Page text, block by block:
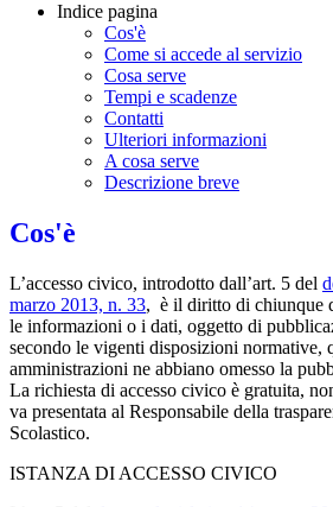
Indice pagina
Cos'è
Come si accede al servizio
Cosa serve
Tempi e scadenze
Contatti
Ulteriori informazioni
A cosa serve
Descrizione breve
Cos'è
L’accesso civico, introdotto dall’art. 5 del
marzo 2013, n. 33, è il diritto di chiunque
le informazioni o i dati, oggetto di
secondo le vigenti disposizioni normative,
amministrazioni ne abbiano omesso la
La richiesta di accesso civico è gratuita,
va presentata al Responsabile della
Scolastico.
ISTANZA DI ACCESSO CIVICO